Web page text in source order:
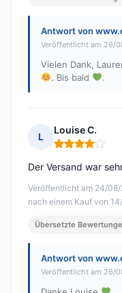
Antwort von
Veröffentlicht am 26/
Vielen Dank,
. Bis bald
.
L
Louise C.
Hinweis: 4 von
Veröffentlicht am 24/
nach einem Kauf von
Der Versand war
Übersetzte
Antwort von
Veröffentlicht am 26/